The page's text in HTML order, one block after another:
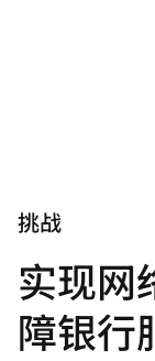
挑战
实现网
障银行